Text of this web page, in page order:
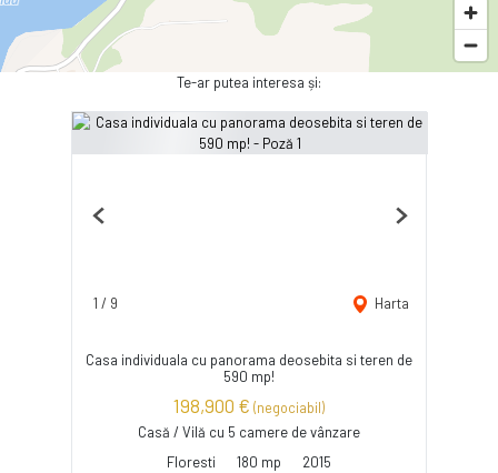
Te-ar putea interesa și:
1 / 9 Harta
Previous Next
Casa individuala cu panorama deosebita si teren de
590 mp!
198,900 € (negociabil)
Casă / Vilă cu 5 camere de vânzare
Floresti
180 mp 2015